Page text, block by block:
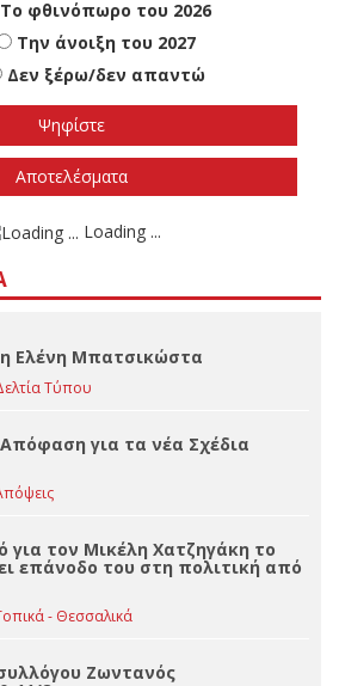
θα γίνουν οι εθνικές
Το φθινόπωρο του 2026
Την άνοιξη του 2027
Δεν ξέρω/δεν απαντώ
Ελένη Μπατσικώστα
Τύπου
για τα νέα Σχέδια
επάνοδο του στη πολιτική από